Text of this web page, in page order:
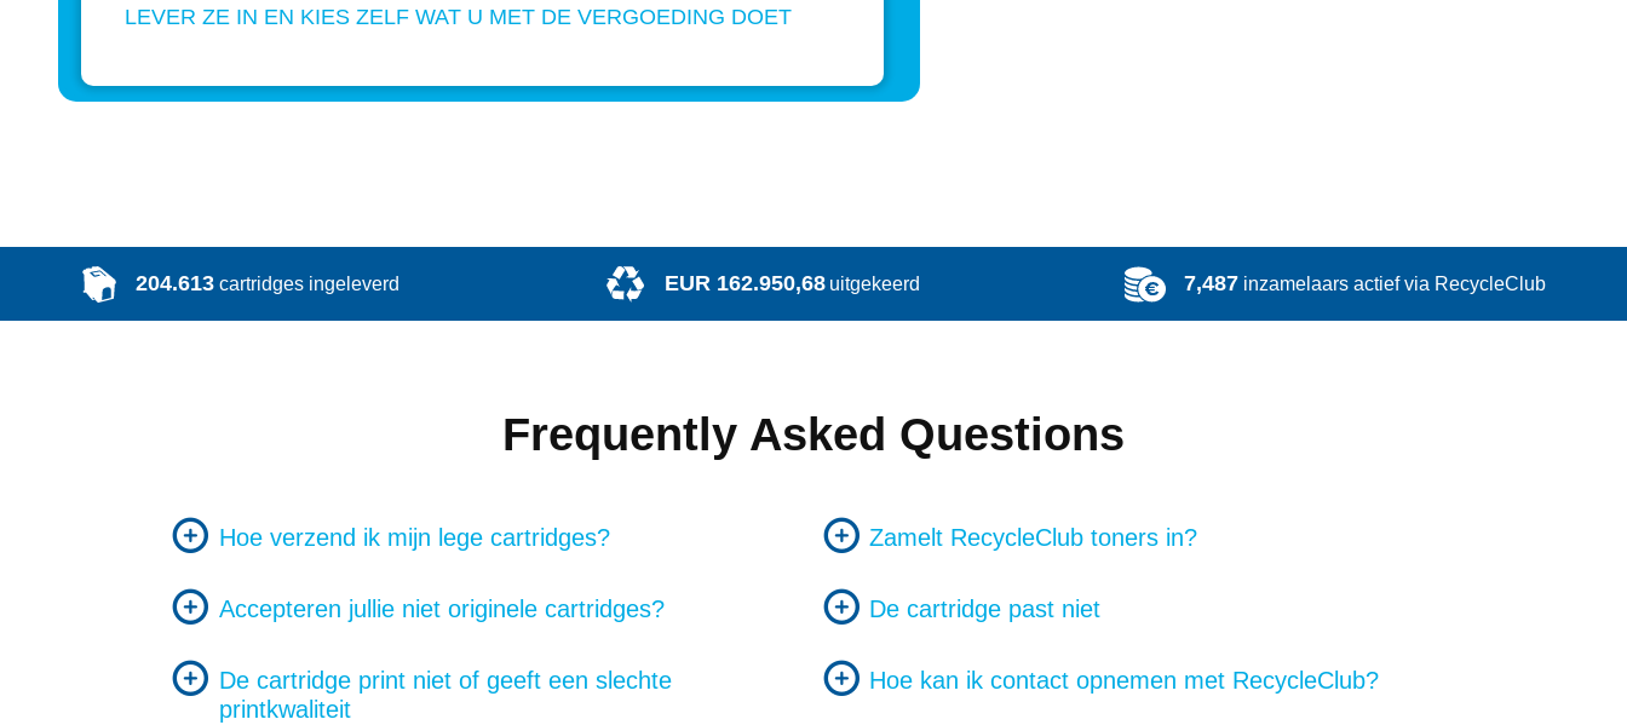
LEVER ZE IN EN KIES ZELF WAT U MET DE VERGOEDING DOET
204.613 cartridges ingeleverd EUR 162.950,68 uitgekeerd 7,487 inzamelaars actief via RecycleClub
Frequently Asked Questions
Hoe verzend ik mijn lege cartridges? Zamelt RecycleClub toners in?
Accepteren jullie niet originele cartridges? De cartridge past niet
De cartridge print niet of geeft een slechte
printkwaliteit
Hoe kan ik contact opnemen met RecycleClub?